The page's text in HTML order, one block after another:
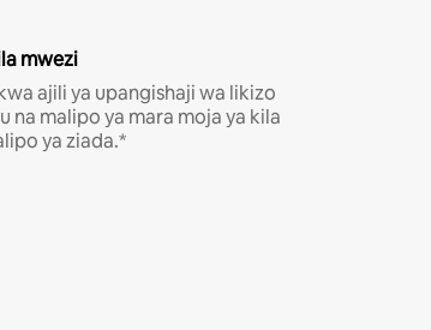
mwezi
ajili ya upangishaji wa likizo
na malipo ya mara moja ya kila
ya ziada.*